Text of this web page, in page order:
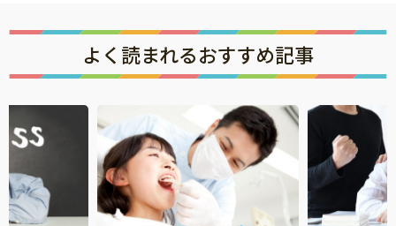
よく読まれるおすすめ記事